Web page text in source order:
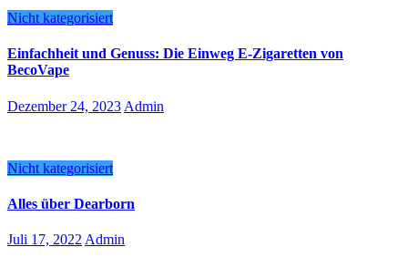
Nicht kategorisiert
Einfachheit und Genuss: Die Einweg E-Zigaretten von
BecoVape
Dezember 24, 2023 Admin
Nicht kategorisiert
Alles über Dearborn
Juli 17, 2022 Admin